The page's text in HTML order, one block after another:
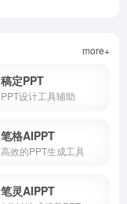
more+
稿定PPT
PPT设计工具辅助
笔格AIPPT
高效的PPT生成工具
笔灵AIPPT